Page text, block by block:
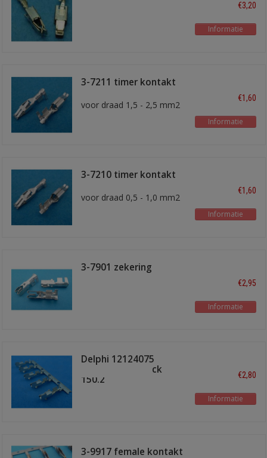
€3,20
Informatie
3-7211 timer kontakt
voor draad 1,5 - 2,5 mm2
€1,60
Informatie
3-7210 timer kontakt
voor draad 0,5 - 1,0 mm2
€1,60
Informatie
3-7901 zekering
€2,95
Informatie
Delphi 12124075
female metri pack
150.2
€2,80
Informatie
3-9917 female kontakt